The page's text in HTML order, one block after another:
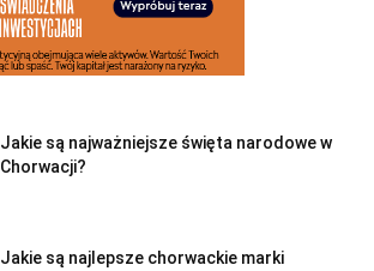
Jakie są najważniejsze święta narodowe w
Chorwacji?
Jakie są najlepsze chorwackie marki